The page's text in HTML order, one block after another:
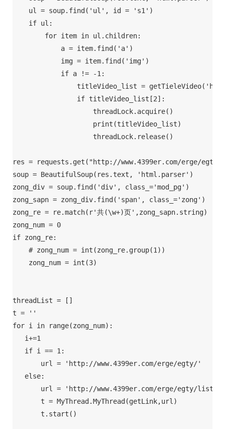
    ul = soup.find('ul', id = 's1')
    if ul:
        for item in ul.children:
            a = item.find('a')
            img = item.find('img')
            if a != -1:
titleVideo_list =
                if titleVideo_list[2]:
                    threadLock.acquire()
                    print(titleVideo_list)
                    threadLock.release()
res = requests.get("http://www.4399er.com/erge/egty/
soup = BeautifulSoup(res.text, 'html.parser')
zong_div = soup.find('div', class_='mod_pg')
zong_sapn = zong_div.find('span', class_='zong')
zong_re = re.match(r'共(\w+)页',zong_sapn.string)
zong_num = 0
if zong_re:
    # zong_num = int(zong_re.group(1))
    zong_num = int(3)
threadList = []
t = ''
for i in range(zong_num):
   i+=1
   if i == 1:
       url = 'http://www.4399er.com/erge/egty/'
   else:
url = 'http://www.4399er.com/erge/egty/list-
       t = MyThread.MyThread(getLink,url)
       t.start()